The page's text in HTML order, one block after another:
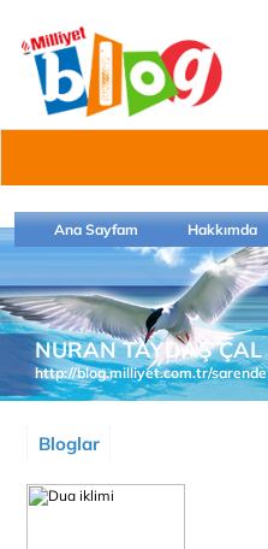
Ana Sayfam Hakkımda
NURAN TAYDAŞ ÇAL
http://blog.milliyet.com.tr/sarende
Bloglar